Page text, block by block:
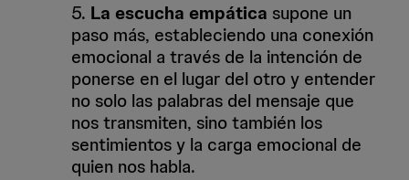
5. La escucha empática supone un
paso más, estableciendo una conexión
emocional a través de la intención de
ponerse en el lugar del otro y entender
no solo las palabras del mensaje que
nos transmiten, sino también los
sentimientos y la carga emocional de
quien nos habla.